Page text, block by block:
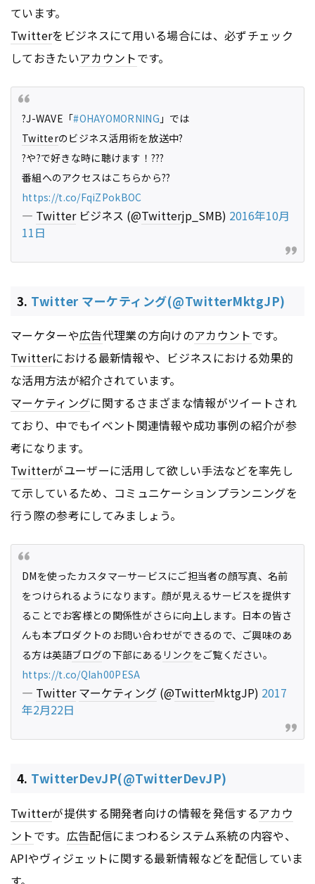
ています。
Twitterをビジネスにて用いる場合には、必ずチェック
しておきたいアカウントです。
?J-WAVE「#OHAYOMORNING 」では
Twitterのビジネス活用術を放送中?
?や?で好きな時に聴けます！???
番組へのアクセスはこちらから??
https://t.co/FqiZPokBOC
— Twitterビジネス (@Twitterjp_SMB) 2016年10月
11日
3. Twitter マーケティング(@TwitterMktgJP)
マーケターや広告代理業の方向けのアカウントです。
Twitterにおける最新情報や、ビジネスにおける効果的
な活用方法が紹介されています。
マーケティングに関するさまざまな情報がツイートされ
ており、中でもイベント関連情報や成功事例の紹介が参
考になります。
Twitterがユーザーに活用して欲しい手法などを率先し
て示しているため、コミュニケーションプランニングを
行う際の参考にしてみましょう。
DMを使ったカスタマーサービスにご担当者の顔写真、名前
をつけられるようになります。顔が見えるサービスを提供す
ることでお客様との関係性がさらに向上します。日本の皆さ
んも本プロダクトのお問い合わせができるので、ご興味のあ
る方は英語ブログの下部にある リンク をご覧ください。
https://t.co/QIah00PESA
— Twitter マーケティング (@TwitterMktgJP) 2017
年2月22日
4. TwitterDevJP(@TwitterDevJP)
Twitterが提供する開発者向けの情報を発信するアカウ
ントです。 広告配信にまつわるシステム系統の内容や、
APIやヴィジェットに関する最新情報などを配信していま
す。